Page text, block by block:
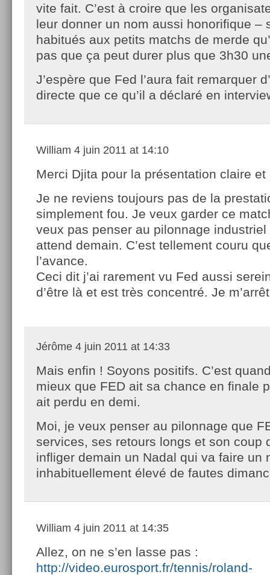
vite fait. C’est à croire que les
leur donner un nom aussi honorifique –
habitués aux petits matchs de merde
pas que ça peut durer plus que 3h30
J’espère que Fed l’aura fait remarquer
directe que ce qu’il a déclaré en
William 4 juin 2011 at 14:10
Merci Djita pour la présentation claire et
Je ne reviens toujours pas de la
simplement fou. Je veux garder ce
veux pas penser au pilonnage
attend demain. C’est tellement couru
l’avance.
Ceci dit j’ai rarement vu Fed aussi
d’être là et est très concentré. Je
Jérôme 4 juin 2011 at 14:33
Mais enfin ! Soyons positifs. C’est
mieux que FED ait sa chance en finale
ait perdu en demi.
Moi, je veux penser au pilonnage que
services, ses retours longs et son coup
infliger demain un Nadal qui va faire un
inhabituellement élevé de fautes
William 4 juin 2011 at 14:35
Allez, on ne s’en lasse pas :
http://video.eurosport.fr/tennis/roland-